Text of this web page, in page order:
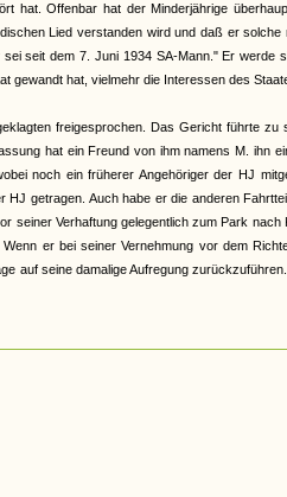
hat. Offenbar hat der Minderjährige
Lied verstanden wird und daß er solche
seit dem 7. Juni 1934 SA-Mann." Er werde
gewandt hat, vielmehr die Interessen des
freigesprochen. Das Gericht führte
hat ein Freund von ihm namens M. ihn
noch ein früherer Angehöriger der HJ
getragen. Auch habe er die anderen
Verhaftung gelegentlich zum Park nach
er bei seiner Vernehmung vor dem
auf seine damalige Aufregung